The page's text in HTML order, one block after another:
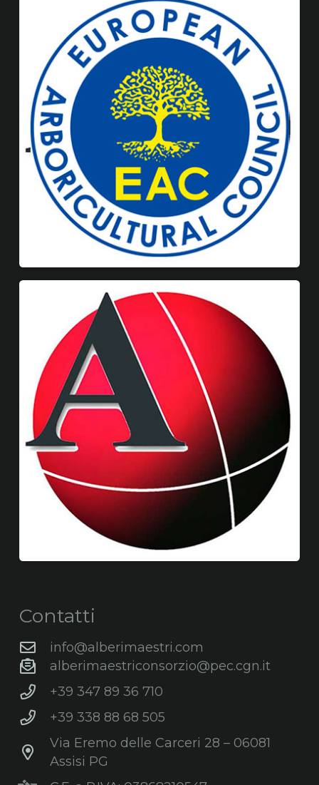
Contatti
info@alberimaestri.com
alberimaestriconsorzio@pec.cgn.it
+39 347 89 36 710
+39 338 88 68 505
Via Eremo delle Carceri 28 – 06081
Assisi PG